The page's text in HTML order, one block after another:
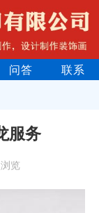
问答 联系
服务
览